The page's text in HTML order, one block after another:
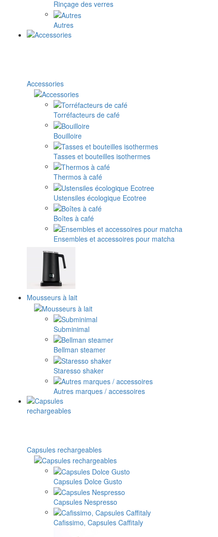
Rinçage des verres
Autres
Accessories
Torréfacteurs de café
Bouilloire
Tasses et bouteilles isothermes
Thermos à café
Ustensiles écologique Ecotree
Boîtes à café
Ensembles et accessoires pour matcha
Mousseurs à lait
Subminimal
Bellman steamer
Staresso shaker
Autres marques / accessoires
Capsules rechargeables
Capsules Dolce Gusto
Capsules Nespresso
Cafissimo, Capsules Caffitaly